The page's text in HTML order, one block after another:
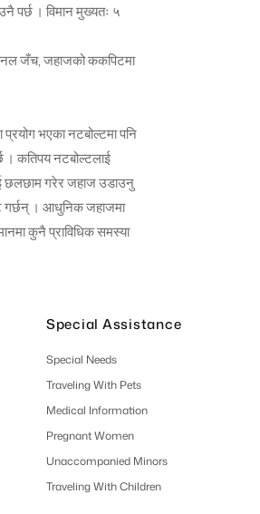
पर्छ । विमान मुख्यतः ५
जँच, जहाजको ककपिटमा
भएका नटबोल्टमा पनि
। कतिपय नटबोल्टलाई
छलछाम गरेर जहाज उडाउनु
गर्छन् । आधुनिक जहाजमा
कुनै प्राविधिक समस्या
Special Assistance
Special Needs
Traveling With Pets
Medical Information
Pregnant Women
Unaccompanied Minors
Traveling With Children